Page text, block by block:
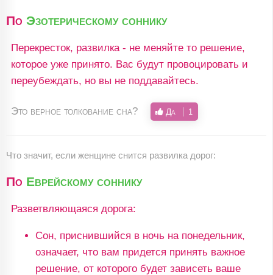
По Эзотерическому соннику
Перекресток, развилка - не меняйте то решение,
которое уже принято. Вас будут провоцировать и
переубеждать, но вы не поддавайтесь.
Это верное толкование сна? Да 1
Что значит, если женщине снится развилка дорог:
По Еврейскому соннику
Разветвляющаяся дорога:
Сон, приснившийся в ночь на понедельник,
означает, что вам придется принять важное
решение, от которого будет зависеть ваше